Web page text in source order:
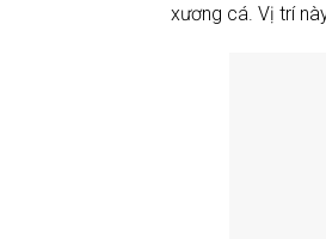
xương cá. Vị trí